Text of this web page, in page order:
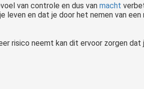
van controle en dus van macht
leven en dat je door het nemen van
risico neemt kan dit ervoor zorgen